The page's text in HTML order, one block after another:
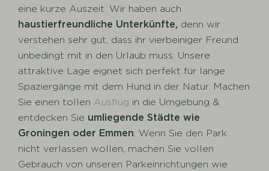
eine kurze Auszeit. Wir haben auch
haustierfreundliche Unterkünfte, denn wir
verstehen sehr gut, dass ihr vierbeiniger Freund
unbedingt mit in den Urlaub muss. Unsere
attraktive Lage eignet sich perfekt für lange
Spaziergänge mit dem Hund in der Natur. Machen
Sie einen tollen Ausflug in die Umgebung &
entdecken Sie umliegende Städte wie
Groningen oder Emmen. Wenn Sie den Park
nicht verlassen wollen, machen Sie vollen
Gebrauch von unseren Parkeinrichtungen wie